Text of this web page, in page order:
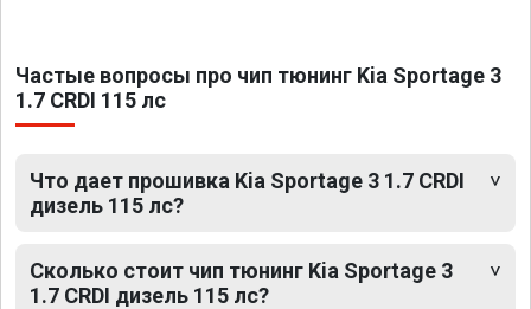
Частые вопросы про чип тюнинг Kia Sportage 3
1.7 CRDI 115 лс
Что дает прошивка Kia Sportage 3 1.7 CRDI
дизель 115 лс?
Сколько стоит чип тюнинг Kia Sportage 3
1.7 CRDI дизель 115 лс?